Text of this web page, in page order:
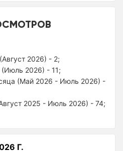
2026) - 2;
2026) - 11;
(Май 2026 - Июль 2026) -
2025 - Июль 2026) - 74;
Г.